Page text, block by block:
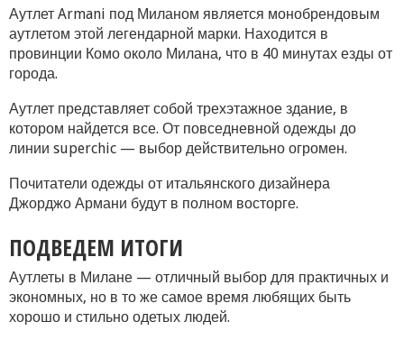
Аутлет Armani под Миланом является монобрендовым
аутлетом этой легендарной марки. Находится в
провинции Комо около Милана, что в 40 минутах езды от
города.
Аутлет представляет собой трехэтажное здание, в
котором найдется все. От повседневной одежды до
линии superchic — выбор действительно огромен.
Почитатели одежды от итальянского дизайнера
Джорджо Армани будут в полном восторге.
ПОДВЕДЕМ ИТОГИ
Аутлеты в Милане — отличный выбор для практичных и
экономных, но в то же самое время любящих быть
хорошо и стильно одетых людей.